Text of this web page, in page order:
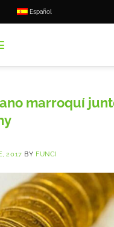
Español
marroquí
2017 BY FUNCI